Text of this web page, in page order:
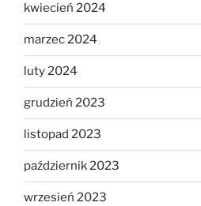
kwiecień 2024
marzec 2024
luty 2024
grudzień 2023
listopad 2023
październik 2023
wrzesień 2023